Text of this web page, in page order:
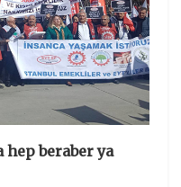
hep beraber ya